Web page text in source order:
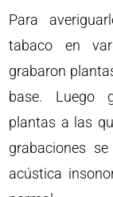
Para
tabaco en
grabaron
base. Luego
plantas a las
grabaciones
acústica